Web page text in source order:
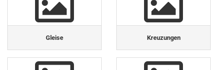
Gleise Kreuzungen